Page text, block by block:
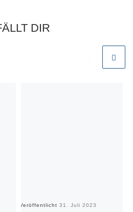
DIR
Veröffentlicht 31. Juli 2023